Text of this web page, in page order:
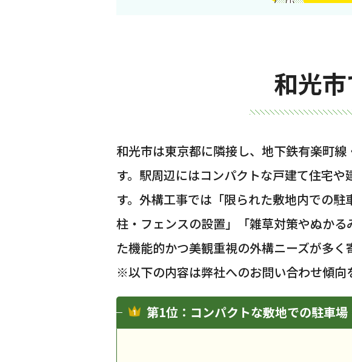
和光
和光市は東京都に隣接し、地下鉄有楽町
す。駅周辺にはコンパクトな戸建て住宅
す。外構工事では「限られた敷地内での
柱・フェンスの設置」「雑草対策やぬか
た機能的かつ美観重視の外構ニーズが多く
※以下の内容は弊社へのお問い合わせ傾向
第1位：コンパクトな敷地での駐車